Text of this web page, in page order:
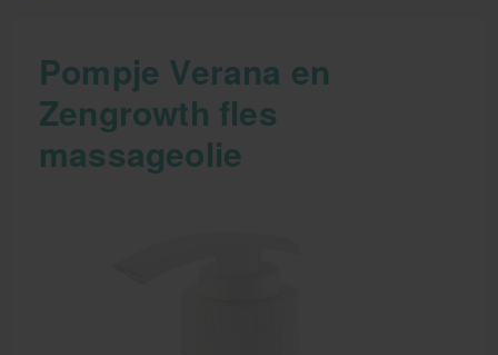
Fysiotherapieproducten
Verbruiksmaterialen
Massage
Pompje Verana en
Zengrowth fles
massageolie